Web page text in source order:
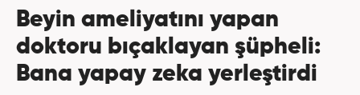
Beyin ameliyatını yapan
doktoru bıçaklayan şüpheli:
Bana yapay zeka yerleştirdi